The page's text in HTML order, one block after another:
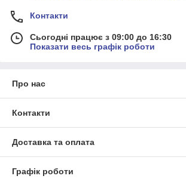
Контакти
Сьогодні працює з 09:00 до 16:30
Показати весь графік роботи
Про нас
Контакти
Доставка та оплата
Графік роботи